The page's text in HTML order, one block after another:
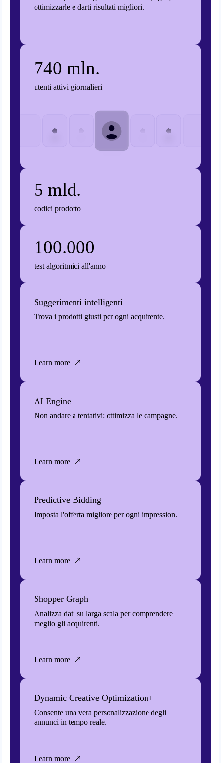
ottimizzarle e darti risultati migliori.
740 mln.
utenti attivi giornalieri
5 mld.
codici prodotto
100.000
test algoritmici all'anno
Suggerimenti intelligenti
Trova i prodotti giusti per ogni acquirente.
Learn more
AI Engine
Non andare a tentativi: ottimizza le campagne.
Learn more
Predictive Bidding
Imposta l'offerta migliore per ogni impression.
Learn more
Shopper Graph
Analizza dati su larga scala per comprendere
meglio gli acquirenti.
Learn more
Dynamic Creative Optimization+
Consente una vera personalizzazione degli
annunci in tempo reale.
Learn more